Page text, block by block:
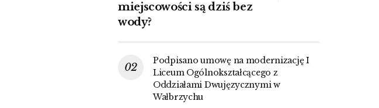
miejscowości są dziś bez
wody?
Podpisano umowę na modernizację I
Liceum Ogólnokształcącego z
Oddziałami Dwujęzycznymi w
Wałbrzychu